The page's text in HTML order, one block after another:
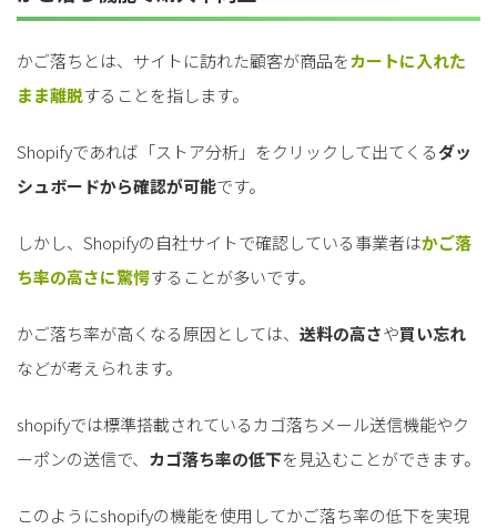
かご落ちとは、サイトに訪れた顧客が商品をカートに入れた
まま離脱することを指します。
Shopifyであれば「ストア分析」をクリックして出てくるダッ
シュボードから確認が可能です。
しかし、Shopifyの自社サイトで確認している事業者はかご落
ち率の高さに驚愕することが多いです。
かご落ち率が高くなる原因としては、 送料の高さや買い忘れ
などが考えられます。
shopifyでは標準搭載されているカゴ落ちメール送信機能やク
ーポンの送信で、 カゴ落ち率の低下を見込むことができます。
このようにshopifyの機能を使用してかご落ち率の低下を実現
forRetail小売業の方向けサービス
資料ダウンロードの一覧へ
forReuse中古買取業者向けサービス
資料ダウンロードの一覧へ
forRetail小売業の方向けサービス
お問い合わせフォームへ
forReuse中古買取業者向けサービス
お問い合わせフォームへ